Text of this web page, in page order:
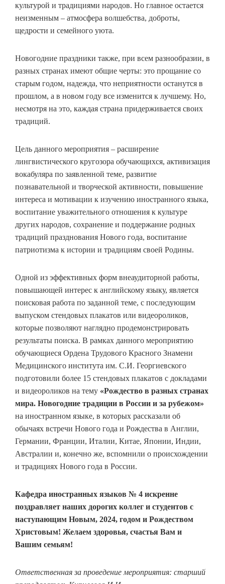
культурой и традициями народов. Но главное остается
неизменным – атмосфера волшебства, доброты,
щедрости и семейного уюта.
Новогодние праздники также, при всем разнообразии, в
разных странах имеют общие черты: это прощание со
старым годом, надежда, что неприятности останутся в
прошлом, а в новом году все изменится к лучшему. Но,
несмотря на это, каждая страна придерживается своих
традиций.
Цель данного мероприятия – расширение
лингвистического кругозора обучающихся, активизация
вокабуляра по заявленной теме, развитие
познавательной и творческой активности, повышение
интереса и мотивации к изучению иностранного языка,
воспитание уважительного отношения к культуре
других народов, сохранение и поддержание родных
традиций празднования Нового года, воспитание
патриотизма к истории и традициям своей Родины.
Одной из эффективных форм внеаудиторной работы,
повышающей интерес к английскому языку, является
поисковая работа по заданной теме, с последующим
выпуском стендовых плакатов или видеороликов,
которые позволяют наглядно продемонстрировать
результаты поиска. В рамках данного мероприятию
обучающиеся Ордена Трудового Красного Знамени
Медицинского института им. С.И. Георгиевского
подготовили более 15 стендовых плакатов с докладами
и видеороликов на тему «Рождество в разных странах
мира. Новогодние традиции в России и за рубежом»
на иностранном языке, в которых рассказали об
обычаях встречи Нового года и Рождества в Англии,
Германии, Франции, Италии, Китае, Японии, Индии,
Австралии и, конечно же, вспомнили о происхождении
и традициях Нового года в России.
Кафедра иностранных языков № 4 искренне
поздравляет наших дорогих коллег и студентов с
наступающим Новым, 2024, годом и Рождеством
Христовым! Желаем здоровья, счастья Вам и
Вашим семьям!
Ответственная за проведение мероприятия: старший